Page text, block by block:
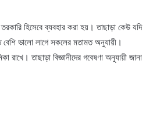
হিসেবে ব্যবহার করা হয়। তাছাড়া কেউ যদি
বেশি ভালো লাগে সকলের মতামত অনুযায়ী।
তাছাড়া বিজ্ঞানীদের গবেষণা অনুযায়ী জানা